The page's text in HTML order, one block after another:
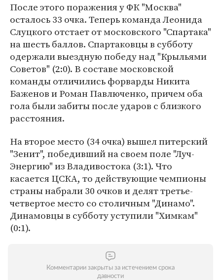
После этого поражения у ФК "Москва"
осталось 33 очка. Теперь команда Леонида
Слуцкого отстает от московского "Спартака"
на шесть баллов. Спартаковцы в субботу
одержали выездную победу над "Крыльями
Советов" (2:0). В составе московской
команды отличились форварды Никита
Баженов и Роман Павлюченко, причем оба
гола были забиты после ударов с близкого
расстояния.
На второе место (34 очка) вышел питерский
"Зенит", победивший на своем поле "Луч-
Энергию" из Владивостока (3:1). Что
касается ЦСКА, то действующие чемпионы
страны набрали 30 очков и делят третье-
четвертое место со столичным "Динамо".
Динамовцы в субботу уступили "Химкам"
(0:1).
Комментарии закрыты за истечением срока
давности